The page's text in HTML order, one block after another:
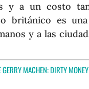
y a un costo
británico es
y a las
MACHEN:DIRTY MONEY